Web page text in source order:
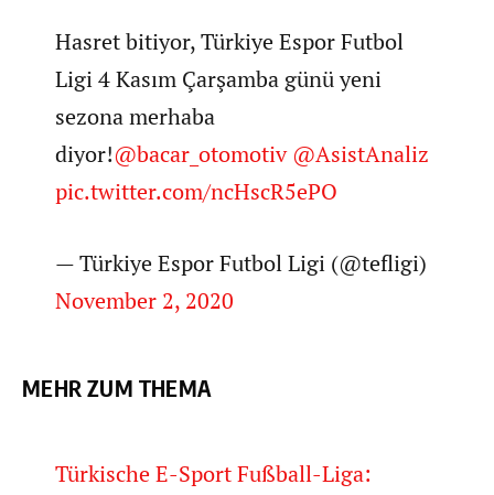
Hasret bitiyor, Türkiye Espor Futbol
Ligi 4 Kasım Çarşamba günü yeni
sezona merhaba
diyor!@bacar_otomotiv @AsistAnaliz
pic.twitter.com/ncHscR5ePO
— Türkiye Espor Futbol Ligi (@tefligi)
November 2, 2020
MEHR ZUM THEMA
Türkische E-Sport Fußball-Liga: